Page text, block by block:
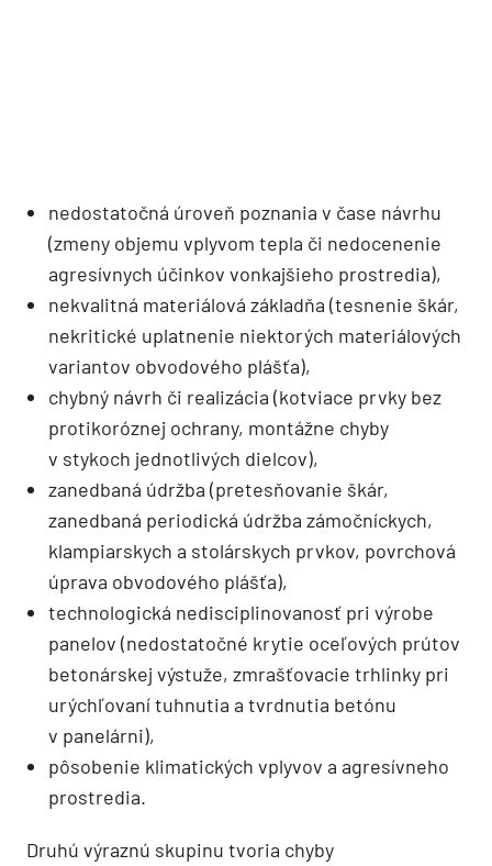
nedostatočná úroveň poznania v čase návrhu
(zmeny objemu vplyvom tepla či nedocenenie
agresívnych účinkov vonkajšieho prostredia),
nekvalitná materiálová základňa (tesnenie škár,
nekritické uplatnenie niektorých materiálových
variantov obvodového plášťa),
chybný návrh či realizácia (kotviace prvky bez
protikoróznej ochrany, montážne chyby
v stykoch jednotlivých dielcov),
zanedbaná údržba (pretesňovanie škár,
zanedbaná periodická údržba zámočníckych,
klampiarskych a stolárskych prvkov, povrchová
úprava obvodového plášťa),
technologická nedisciplinovanosť pri výrobe
panelov (nedostatočné krytie oceľových prútov
betonárskej výstuže, zmrašťovacie trhlinky pri
urýchľovaní tuhnutia a tvrdnutia betónu
v panelárni),
pôsobenie klimatických vplyvov a agresívneho
prostredia.
Druhú výraznú skupinu tvoria chyby